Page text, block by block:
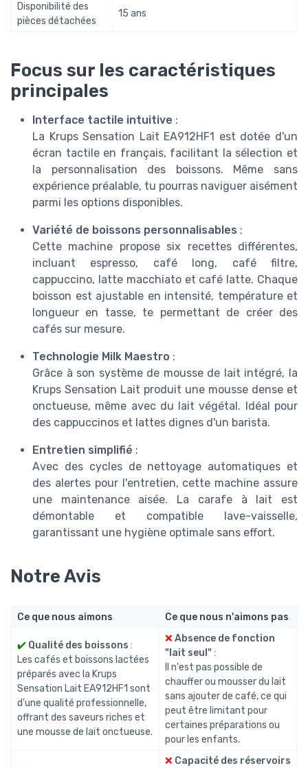
Disponibilité des
pièces détachées
15 ans
Focus sur les caractéristiques
principales
Interface tactile intuitive :
La Krups Sensation Lait EA912HF1 est dotée d'un
écran tactile en français, facilitant la sélection et
la personnalisation des boissons. Même sans
expérience préalable, tu pourras naviguer aisément
parmi les options disponibles.
Variété de boissons personnalisables :
Cette machine propose six recettes différentes,
incluant espresso, café long, café filtre,
cappuccino, latte macchiato et café latte. Chaque
boisson est ajustable en intensité, température et
longueur en tasse, te permettant de créer des
cafés sur mesure.
Technologie Milk Maestro :
Grâce à son système de mousse de lait intégré, la
Krups Sensation Lait produit une mousse dense et
onctueuse, même avec du lait végétal. Idéal pour
des cappuccinos et lattes dignes d'un barista.
Entretien simplifié :
Avec des cycles de nettoyage automatiques et
des alertes pour l'entretien, cette machine assure
une maintenance aisée. La carafe à lait est
démontable et compatible lave-vaisselle,
garantissant une hygiène optimale sans effort.
Notre Avis
Ce que nous aimons Ce que nous n'aimons pas
✔️ Qualité des boissons :
Les cafés et boissons lactées
préparés avec la Krups
Sensation Lait EA912HF1 sont
d'une qualité professionnelle,
offrant des saveurs riches et
une mousse de lait onctueuse.
❌ Absence de fonction
"lait seul" :
Il n'est pas possible de
chauffer ou mousser du lait
sans ajouter de café, ce qui
peut être limitant pour
certaines préparations ou
pour les enfants.
❌ Capacité des réservoirs